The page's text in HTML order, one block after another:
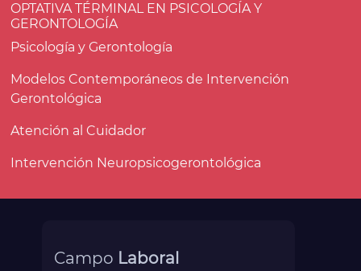
OPTATIVA TÉRMINAL EN PSICOLOGÍA Y
GERONTOLOGÍA
Psicología y Gerontología
Modelos Contemporáneos de Intervención
Gerontológica
Atención al Cuidador
Intervención Neuropsicogerontológica
Campo Laboral